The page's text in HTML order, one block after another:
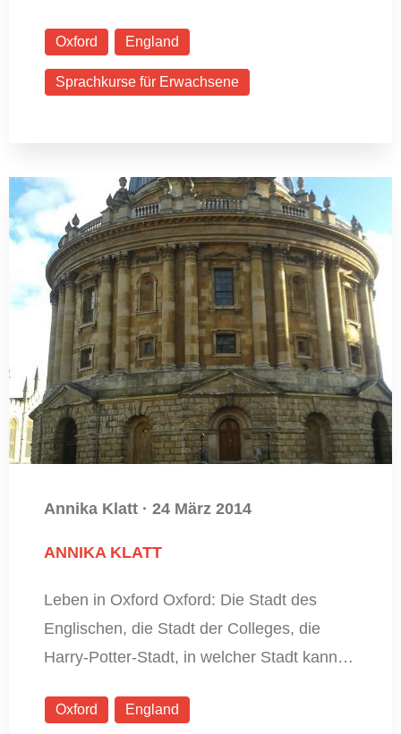
Oxford England
Sprachkurse für Erwachsene
Annika Klatt · 24 März 2014
ANNIKA KLATT
Leben in Oxford Oxford: Die Stadt des
Englischen, die Stadt der Colleges, die
Harry-Potter-Stadt, in welcher Stadt kann…
Oxford England